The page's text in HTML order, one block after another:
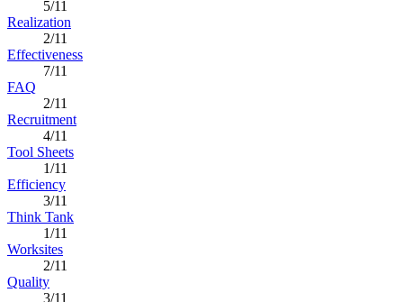
5/11
Realization
2/11
Effectiveness
7/11
FAQ
2/11
Recruitment
4/11
Tool Sheets
1/11
Efficiency
3/11
Think Tank
1/11
Worksites
2/11
Quality
3/11